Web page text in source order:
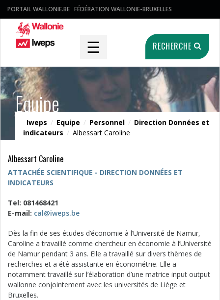
PORTAIL WALLONIE.BE FÉDÉRATION WALLONIE-BRUXELLES
☰ RECHERCHE
Equipe
Iweps / Equipe / Personnel / Direction Données et
indicateurs / Albessart Caroline
Albessart Caroline
ATTACHÉE SCIENTIFIQUE - DIRECTION DONNÉES ET
INDICATEURS
Tel: 081468421
E-mail: cal@iweps.be
Dès la fin de ses études d’économie à l’Université de Namur,
Caroline a travaillé comme chercheur en économie à l’Université
de Namur pendant 3 ans. Elle a travaillé sur divers thèmes de
recherches et a été assistante en économétrie. Elle a
notamment travaillé sur l’élaboration d’une matrice input output
wallonne conjointement avec les universités de Liège et
Bruxelles.